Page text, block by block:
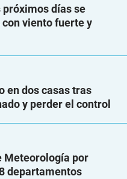
días se
viento fuerte y
en dos casas tras
y perder el control
Meteorología por
departamentos